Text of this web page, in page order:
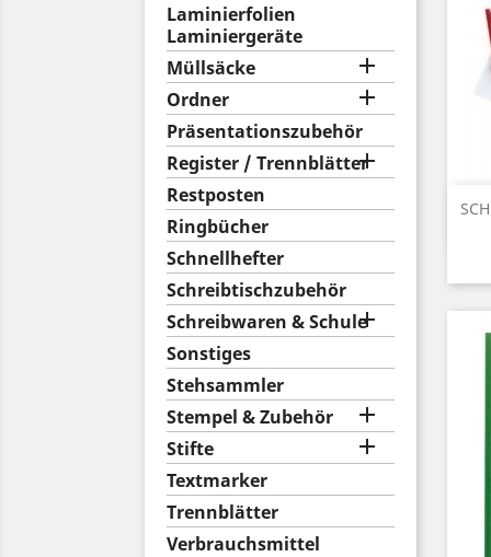
Laminierfolien
Laminiergeräte
Müllsäcke

Ordner 
Präsentationszubehör
Register / Trennblätter

Restposten
Ringbücher
Schnellhefter
Schreibtischzubehör
Schreibwaren & Schule

Sonstiges
Stehsammler
Stempel & Zubehör

Stifte 
Textmarker
Trennblätter
Verbrauchsmittel